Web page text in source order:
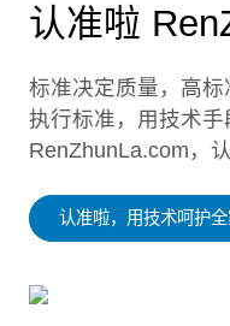
认准啦
标准决定质量，高
执行标准，用技术
RenZhunLa.com，
认准啦，用技术呵护全